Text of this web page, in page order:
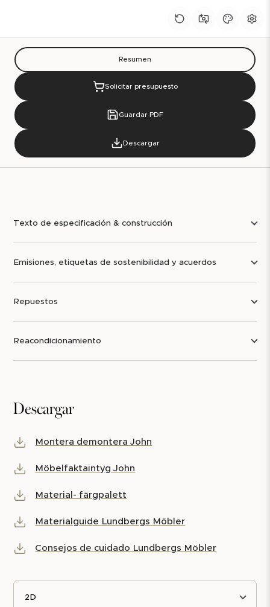
Resumen
Solicitar presupuesto
Guardar PDF
Descargar
Texto de especificación & construcción
Emisiones, etiquetas de sostenibilidad y acuerdos
Repuestos
Reacondicionamiento
Descargar
Montera demontera John
Möbelfaktaintyg John
Material- färgpalett
Materialguide Lundbergs Möbler
Consejos de cuidado Lundbergs Möbler
2D